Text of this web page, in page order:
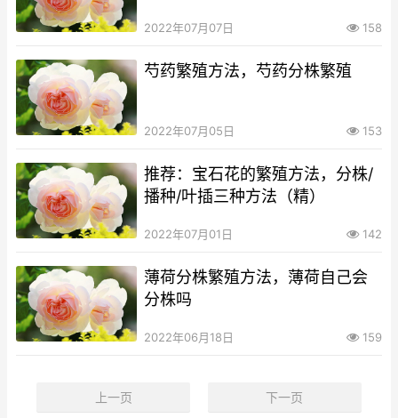
2022年07月07日 158
芍药繁殖方法，芍药分株繁殖
2022年07月05日 153
推荐：宝石花的繁殖方法，分株/
播种/叶插三种方法（精）
2022年07月01日 142
薄荷分株繁殖方法，薄荷自己会
分株吗
2022年06月18日 159
上一页 下一页